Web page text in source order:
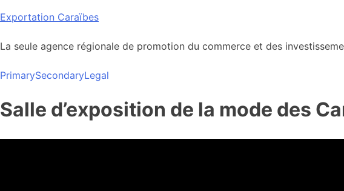
Skip
content
Exportation Caraïbes
La seule agence régionale de promotion du commerce et des
PrimarySecondaryLegal
Salle d’exposition de la mode des